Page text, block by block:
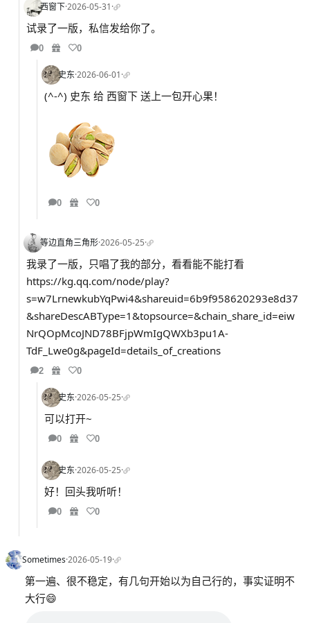
西窗下·2026-05-31·
试录了一版，私信发给你了。
0 0
史东·2026-06-01·
(^-^) 史东 给 西窗下 送上一包开心果！
0 0
等边直角三角形·2026-05-25·
我录了一版，只唱了我的部分，看看能不能打看
https://kg.qq.com/node/play?
s=w7LrnewkubYqPwi4&shareuid=6b9f958620293e8d37
&shareDescABType=1&topsource=&chain_share_id=eiw
NrQOpMcoJND78BFjpWmIgQWXb3pu1A-
TdF_Lwe0g&pageId=details_of_creations
2 0
史东·2026-05-25·
可以打开~
0 0
史东·2026-05-25·
好！回头我听听！
0 0
Sometimes·2026-05-19·
第一遍、很不稳定，有几句开始以为自己行的，事实证明不
大行😄